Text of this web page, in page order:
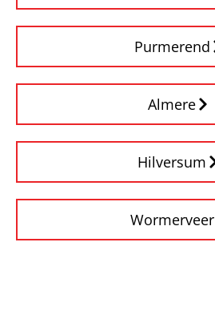
Purmerend
Almere
Hilversum
Wormerveer